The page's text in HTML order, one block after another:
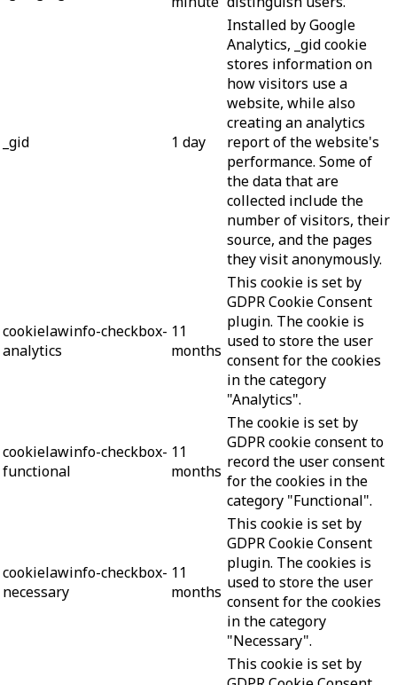
_gid 1 day
Installed by Google
Analytics, _gid cookie
stores information on
how visitors use a
website, while also
creating an analytics
report of the website's
performance. Some of
the data that are
collected include the
number of visitors, their
source, and the pages
they visit anonymously.
cookielawinfo-checkbox-
analytics
11
months
This cookie is set by
GDPR Cookie Consent
plugin. The cookie is
used to store the user
consent for the cookies
in the category
"Analytics".
cookielawinfo-checkbox-
functional
11
months
The cookie is set by
GDPR cookie consent to
record the user consent
for the cookies in the
category "Functional".
cookielawinfo-checkbox-
necessary
11
months
This cookie is set by
GDPR Cookie Consent
plugin. The cookies is
used to store the user
consent for the cookies
in the category
"Necessary".
This cookie is set by